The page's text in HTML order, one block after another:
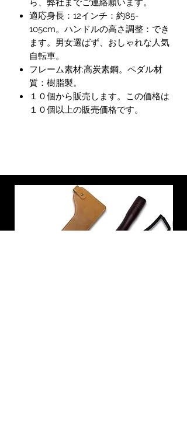
ら、弊社までご連絡願います。
適応身長：12インチ：約85-
105cm。ハンドルの高さ調整：でき
ます。男女選ばず、おしゃれな人気
自転車。
フレーム素材:高炭素鋼。ペダル材
質：樹脂製。
１０個から販売します。この価格は
１０個以上の販売価格です。